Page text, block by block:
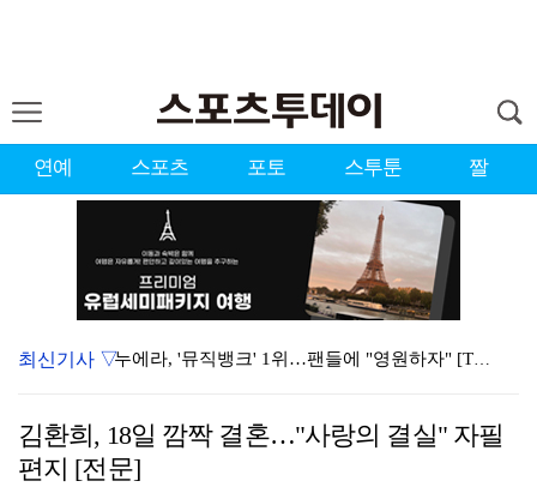
연예 스포츠 포토 스투툰 짤
누에라, '뮤직뱅크' 1위…팬들에 "영원하자" [TV캡…
대한축구협회의 '심판 성접대'…최악의 경우 런던 올림픽…
최신기사 ▽
김환희, 18일 깜짝 결혼…"사랑의 결실" 자필
편지 [전문]